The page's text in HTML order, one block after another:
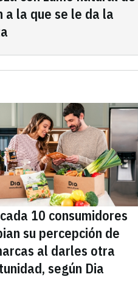
a la que se le da la
10 consumidores
su percepción de
al darles otra
según Dia